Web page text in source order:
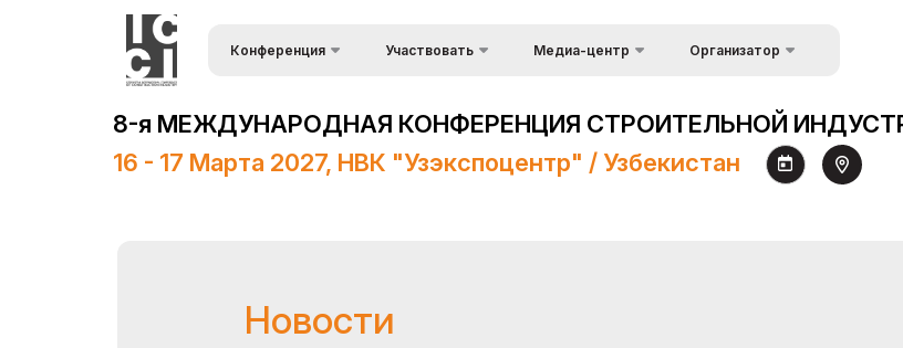
Конференция
Программа конференции
Спонсоры
Итоги конференции
Участвовать
Список докладчиков
Медиа-центр
Фотогалерея
Видеогалерея
Организатор
Kонтакты
8-я МЕЖДУНАРОДНАЯ КОНФЕРЕНЦИЯ СТРОИТЕЛЬНОЙ
16 - 17 Марта 2027, НВК "Узэкспоцентр" / Узбекистан
Новости